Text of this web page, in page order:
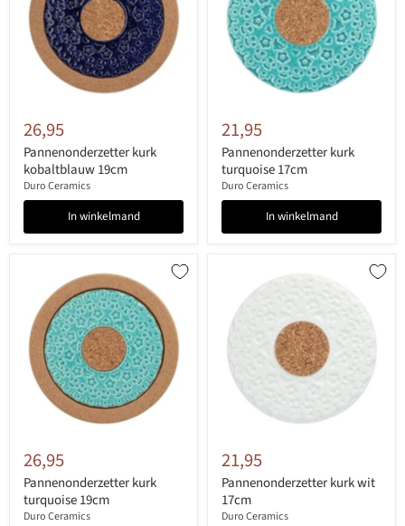
26,95
Pannenonderzetter kurk
kobaltblauw 19cm
Duro Ceramics
In winkelmand
21,95
Pannenonderzetter kurk
turquoise 17cm
Duro Ceramics
In winkelmand
26,95
Pannenonderzetter kurk
turquoise 19cm
Duro Ceramics
21,95
Pannenonderzetter kurk wit
17cm
Duro Ceramics